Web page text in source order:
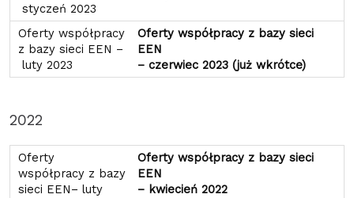
Oferty współpracy z bazy sieci
EEN
– czerwiec 2023 (już wkrótce)
2022
Oferty współpracy z bazy sieci
EEN
– kwiecień 2022